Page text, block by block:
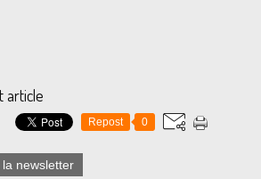
article
Repost 0
newsletter